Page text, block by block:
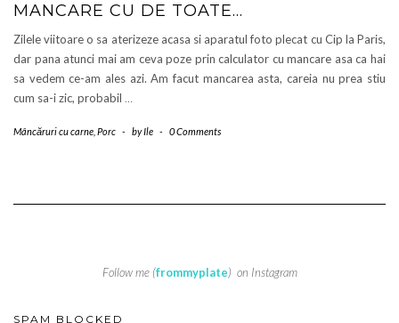
MANCARE CU DE TOATE…
Zilele viitoare o sa aterizeze acasa si aparatul foto plecat cu Cip la Paris,
dar pana atunci mai am ceva poze prin calculator cu mancare asa ca hai
sa vedem ce-am ales azi. Am facut mancarea asta, careia nu prea stiu
cum sa-i zic, probabil …
Mâncăruri cu carne Porc - byIle - 0 Comments
Follow me (frommyplate) on Instagram
SPAM BLOCKED